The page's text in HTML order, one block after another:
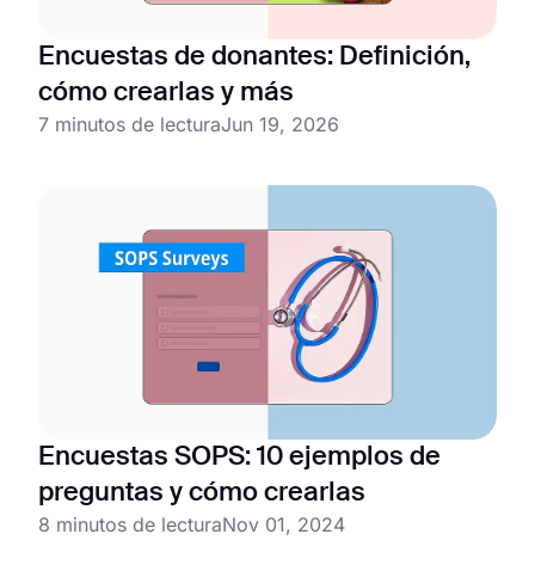
Encuestas de donantes: Definición,
cómo crearlas y más
7 minutos de lecturaJun 19, 2026
Encuestas SOPS: 10 ejemplos de
preguntas y cómo crearlas
8 minutos de lecturaNov 01, 2024